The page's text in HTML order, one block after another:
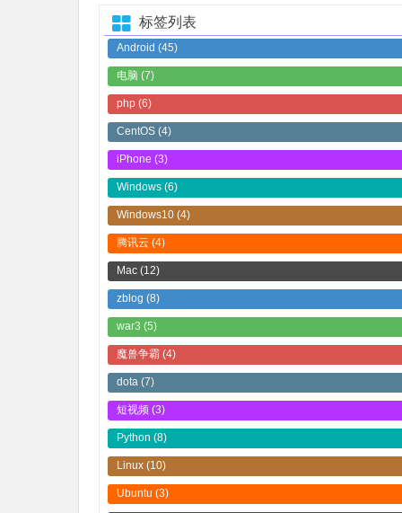
标签列表
Android (45)
电脑 (7)
php (6)
CentOS (4)
iPhone (3)
Windows (6)
Windows10 (4)
腾讯云 (4)
Mac (12)
zblog (8)
war3 (5)
魔兽争霸 (4)
dota (7)
短视频 (3)
Python (8)
Linux (10)
Ubuntu (3)